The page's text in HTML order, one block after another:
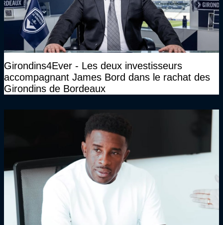
Girondins4Ever - Les deux investisseurs
accompagnant James Bord dans le rachat des
Girondins de Bordeaux